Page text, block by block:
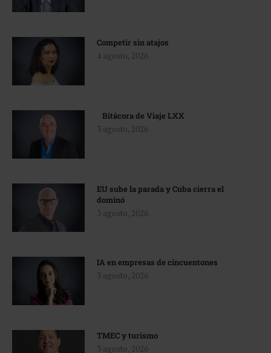
Competir sin atajos
4 agosto, 2026
Bitácora de Viaje LXX
3 agosto, 2026
EU sube la parada y Cuba cierra el
dominó
3 agosto, 2026
IA en empresas de cincuentones
3 agosto, 2026
TMEC y turismo
3 agosto, 2026